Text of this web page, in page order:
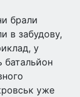
брали
в забудову,
у
батальйон
уже